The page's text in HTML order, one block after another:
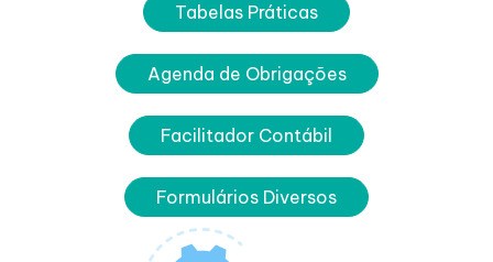
Tabelas Práticas
Agenda de Obrigações
Facilitador Contábil
Formulários Diversos